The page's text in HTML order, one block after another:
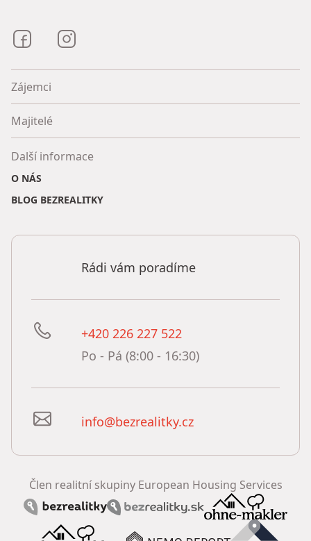
Bezrealitky na Facebooku
Zájemci
Majitelé
Další informace
O NÁS
BLOG BEZREALITKY
Rádi vám poradíme
+420 226 227 522
Po - Pá (8:00 - 16:30)
info@bezrealitky.cz
Člen realitní skupiny European Housing Services